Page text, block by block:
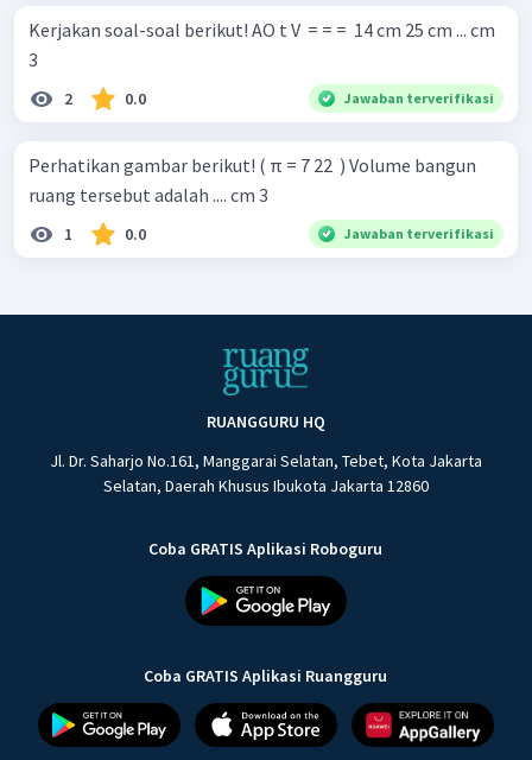
Kerjakan soal-soal berikut! AO t V ​ = = = ​ 14 cm 25 cm ... cm
3 ​
2 0.0 Jawaban terverifikasi
Perhatikan gambar berikut! ( π = 7 22 ​ ) Volume bangun
ruang tersebut adalah .... cm 3
1 0.0 Jawaban terverifikasi
RUANGGURU HQ
Jl. Dr. Saharjo No.161, Manggarai Selatan, Tebet, Kota Jakarta
Selatan, Daerah Khusus Ibukota Jakarta 12860
Coba GRATIS Aplikasi Roboguru
Coba GRATIS Aplikasi Ruangguru